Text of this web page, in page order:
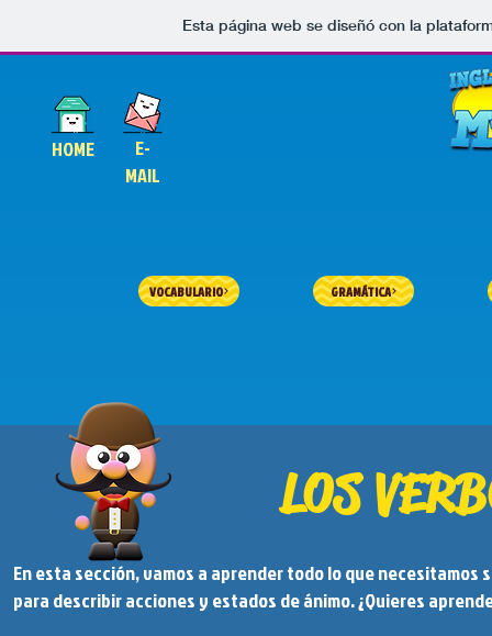
Esta página web se diseñó con la
HOME
E-
MAIL
VOCABULARIO GRAMÁTICA
LOS
En esta sección, vamos a aprender todo lo que
para describir acciones y estados de ánimo. ¿Quieres